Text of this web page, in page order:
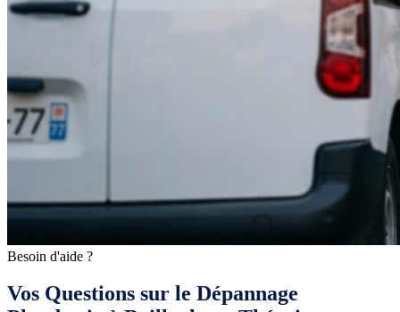
Besoin d'aide ?
Vos Questions sur le Dépannage